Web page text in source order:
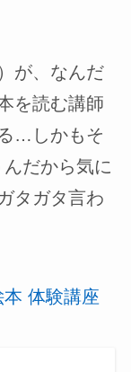
が、なんだ
を読む講師
…しかもそ
だから気に
タガタ言わ
体験講座